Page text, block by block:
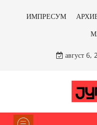
ИМПРЕСУМ
август 6,